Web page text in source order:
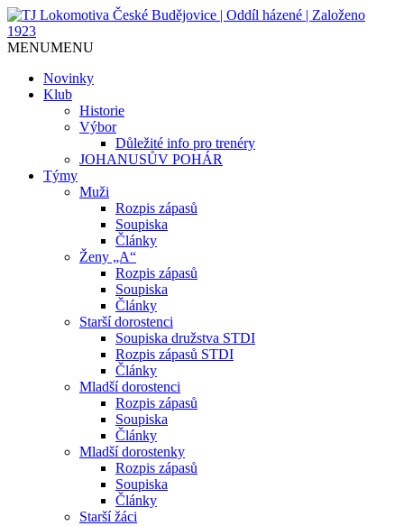
TJ Lokomotiva České
Budějovice | Oddíl házené |
Založeno 1923
Jediný házenkářský klub v Českých
MENUMENU
Novinky
Klub
Historie
Výbor
Důležité info pro trenéry
JOHANUSŮV POHÁR
Týmy
Muži
Rozpis zápasů
Soupiska
Články
Ženy „A“
Rozpis zápasů
Soupiska
Články
Starší dorostenci
Soupiska družstva STDI
Rozpis zápasů STDI
Články
Mladší dorostenci
Rozpis zápasů
Soupiska
Články
Mladší dorostenky
Rozpis zápasů
Soupiska
Články
Starší žáci